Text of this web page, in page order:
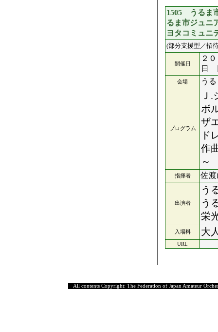
1505 うるま
るま市ジュ
ヨタコミュニ
(部分支援型／招
開催日
２
日
会場 う
プログラム
Ｊ
ボ
ザ
ド
作
～
指揮者 佐
出演者
う
う
栄
入場料 大
URL
All contents Copyright: The Federation of Japan Amateur